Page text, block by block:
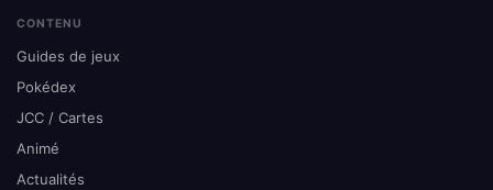
CONTENU
Guides de jeux
Pokédex
JCC / Cartes
Animé
Actualités